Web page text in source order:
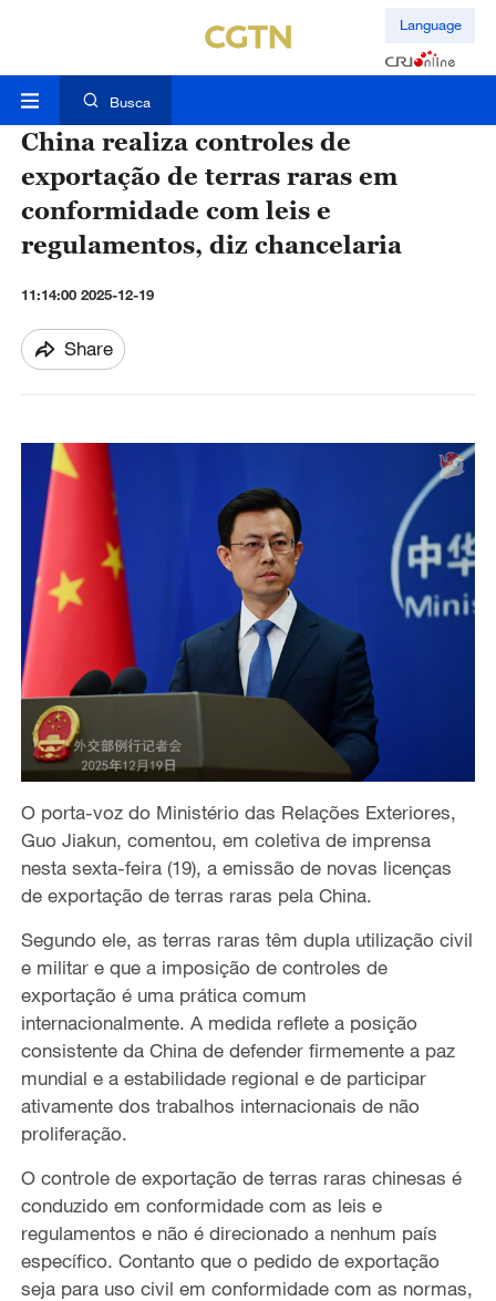
Language
Busca
China realiza controles de
exportação de terras raras em
conformidade com leis e
regulamentos, diz chancelaria
11:14:00 2025-12-19
Share
O porta-voz do Ministério das Relações Exteriores,
Guo Jiakun, comentou, em coletiva de imprensa
nesta sexta-feira (19), a emissão de novas licenças
de exportação de terras raras pela China.
Segundo ele, as terras raras têm dupla utilização civil
e militar e que a imposição de controles de
exportação é uma prática comum
internacionalmente. A medida reflete a posição
consistente da China de defender firmemente a paz
mundial e a estabilidade regional e de participar
ativamente dos trabalhos internacionais de não
proliferação.
O controle de exportação de terras raras chinesas é
conduzido em conformidade com as leis e
regulamentos e não é direcionado a nenhum país
específico. Contanto que o pedido de exportação
seja para uso civil em conformidade com as normas,